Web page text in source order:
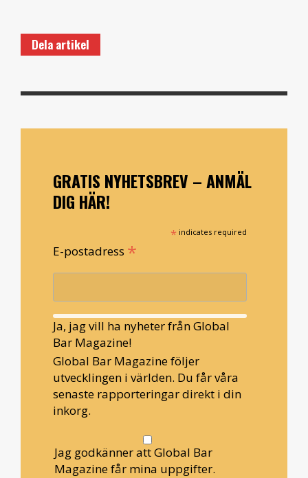
Dela artikel
GRATIS NYHETSBREV – ANMÄL
DIG HÄR!
* indicates required
E-postadress *
Ja, jag vill ha nyheter från Global
Bar Magazine!
Global Bar Magazine följer
utvecklingen i världen. Du får våra
senaste rapporteringar direkt i din
inkorg.
Jag godkänner att Global Bar
Magazine får mina uppgifter.